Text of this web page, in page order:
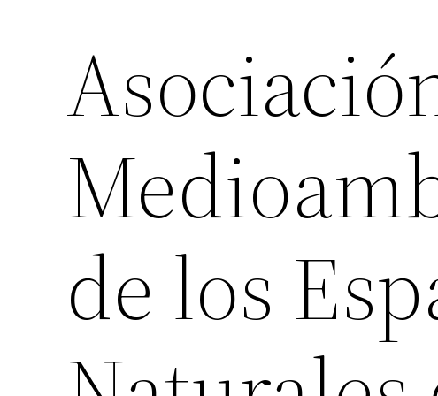
de los